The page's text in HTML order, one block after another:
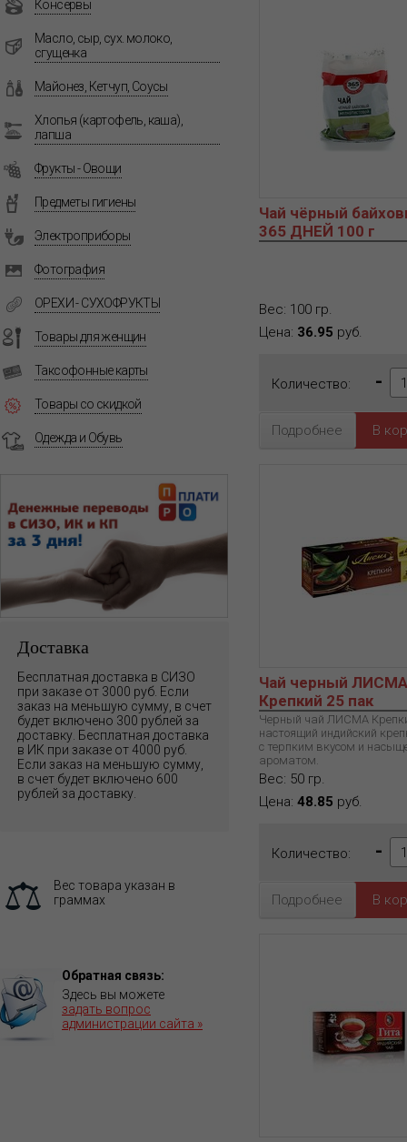
Консервы
Масло, сыр, сух. молоко,
сгущенка
Майонез, Кетчуп, Соусы
Хлопья (картофель, каша),
лапша
Фрукты - Овощи
Предметы гигиены
Электроприборы
Фотография
ОРЕХИ - СУХОФРУКТЫ
Товары для женщин
Таксофонные карты
Товары со скидкой
Одежда и Обувь
Доставка
Бесплатная доставка в СИЗО
при заказе от 3000 руб. Если
заказ на меньшую сумму, в счет
будет включено 300 рублей за
доставку. Бесплатная доставка
в ИК при заказе от 4000 руб.
Если заказ на меньшую сумму,
в счет будет включено 600
рублей за доставку.
Вес товара указан в
граммах
Обратная связь:
Здесь вы можете
задать вопрос
администрации сайта »
Чай чёрный
365 ДНЕЙ 100 г
Вес: 100 гр.
Цена: 36.95 руб.
Количество: -
Подробнее
Чай черный ЛИСМА
Крепкий 25 пак
Черный чай ЛИСМА
настоящий индийский
с терпким вкусом и
ароматом.
Вес: 50 гр.
Цена: 48.85 руб.
Количество: -
Подробнее